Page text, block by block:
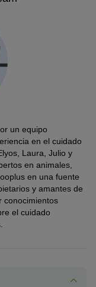
un equipo
en el cuidado
Laura, Julio y
en animales,
en una fuente
y amantes de
conocimientos
el cuidado